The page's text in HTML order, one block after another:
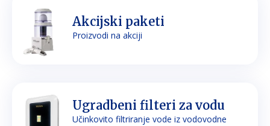
Akcijski paketi
Proizvodi na akciji
Ugradbeni filteri za vodu
Učinkovito filtriranje vode iz vodovodne